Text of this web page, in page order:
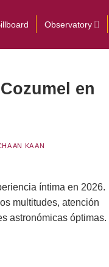
Observatory
en
AN KA AN
íntima en 2026.
multitudes, atención
astronómicas óptimas.